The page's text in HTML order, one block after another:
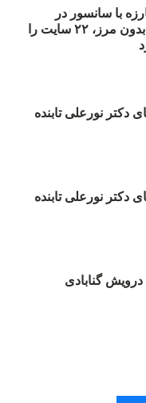
مبارزه با سانسور در
اینترنت: #آزادی هم‌آیند گزارشگران‌ بدون مرز، ۲۲ سایت را
دکتر نورعلی تابنده
دکتر نورعلی تابنده
گنابادی